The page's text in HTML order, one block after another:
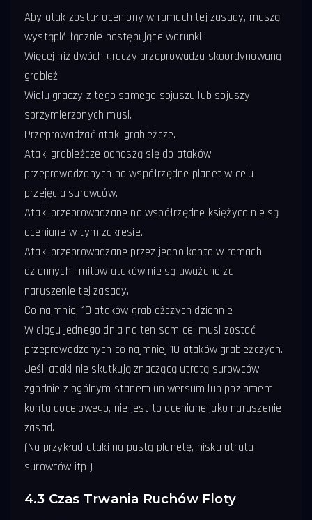
Aby atak został oceniony w ramach tej zasady, muszą
wystąpić łącznie następujące warunki:
Więcej niż dwóch graczy przeprowadza skoordynowaną
grabież
Wielu graczy z tego samego sojuszu lub sojuszy
sprzymierzonych musi,
Przeprowadzać ataki grabieżcze.
Ataki grabieżcze odnoszą się do ataków
przeprowadzanych na współrzędne planet w celu
przejęcia surowców.
Ataki przeprowadzane na współrzędne księżyca nie są
oceniane w tym zakresie.
Ataki przeprowadzane przez jedno konto w ramach
dziennych limitów ataków nie są uważane za
naruszenie tej zasady.
Co najmniej 10 ataków grabieżczych dziennie
W ciągu jednego dnia na ten sam cel musi zostać
przeprowadzonych co najmniej 10 ataków grabieżczych.
Jeśli ataki nie skutkują znaczącą utratą surowców
zgodnie z ogólnym stanem uniwersum lub poziomem
konta docelowego, nie jest to oceniane jako naruszenie
zasad.
(Na przykład ataki na pustą planetę, niska utrata
surowców itp.)
4.3 Czas Trwania Ruchów Floty